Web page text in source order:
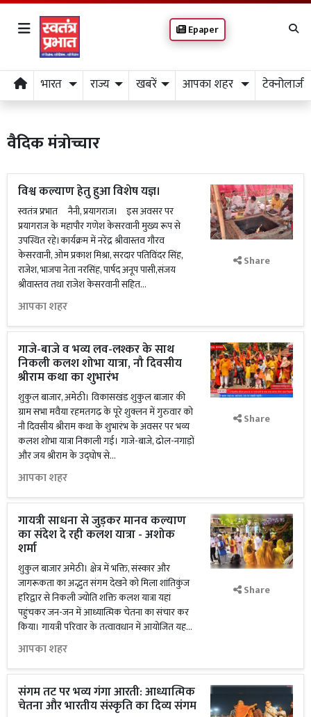
Epaper
भारत राज्य खबरें आपका शहर टेक्नोलाजी
वैदिक मंत्रोच्चार
विश्व कल्याण हेतु हुआ विशेष यज्ञ।
स्वतंत्र प्रभात नैनी, प्रयागराज। इस अवसर पर
प्रयागराज के महापौर गणेश केसरवानी मुख्य रूप से
उपस्थित रहे।कार्यक्रम में नरेंद्र श्रीवास्तव गौरव
केसरवानी, ओम प्रकाश मिश्रा, सरदार पतिविंदर सिंह,
राजेश, भाजपा नेता नरसिंह, पार्षद अनूप पासी,संजय
श्रीवास्तव तथा राजेश केसरवानी सहित...
आपका शहर
Share
गाजे-बाजे व भव्य लव-लश्कर के साथ
निकली कलश शोभा यात्रा, नौ दिवसीय
श्रीराम कथा का शुभारंभ
शुकुल बाजार, अमेठी। विकासखंड शुकुल बाजार की
ग्राम सभा मवैया रहमतगढ़ के पूरे शुक्लन में गुरुवार को
नौ दिवसीय श्रीराम कथा के शुभारंभ के अवसर पर भव्य
कलश शोभा यात्रा निकाली गई। गाजे-बाजे, ढोल-नगाड़ों
और जय श्रीराम के उद्घोष से...
आपका शहर
Share
गायत्री साधना से जुड़कर मानव कल्याण
का संदेश दे रही कलश यात्रा - अशोक
शर्मा
शुकुल बाजार अमेठी। क्षेत्र में भक्ति, संस्कार और
जागरूकता का अद्भुत संगम देखने को मिला शांतिकुंज
हरिद्वार से निकली ज्योति शक्ति कलश यात्रा यहां
पहुंचकर जन-जन में आध्यात्मिक चेतना का संचार कर
किया। गायत्री परिवार के तत्वावधान में आयोजित यह...
आपका शहर
Share
संगम तट पर भव्य गंगा आरती: आध्यात्मिक
चेतना और भारतीय संस्कृति का दिव्य संगम